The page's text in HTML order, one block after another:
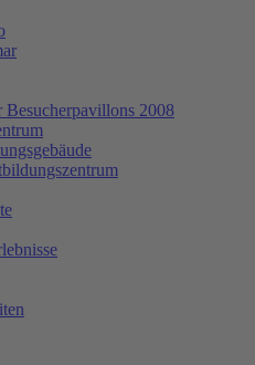
Besucherpavillons 2008